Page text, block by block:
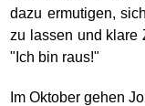
dazu ermutigen,
zu lassen und klare
"Ich bin raus!"
Im Oktober gehen